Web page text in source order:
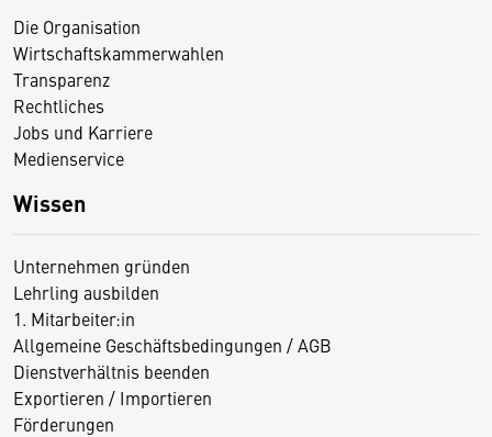
Die Organisation
Wirtschaftskammerwahlen
Transparenz
Rechtliches
Jobs und Karriere
Medienservice
Wissen
Unternehmen gründen
Lehrling ausbilden
1. Mitarbeiter:in
Allgemeine Geschäftsbedingungen / AGB
Dienstverhältnis beenden
Exportieren / Importieren
Förderungen